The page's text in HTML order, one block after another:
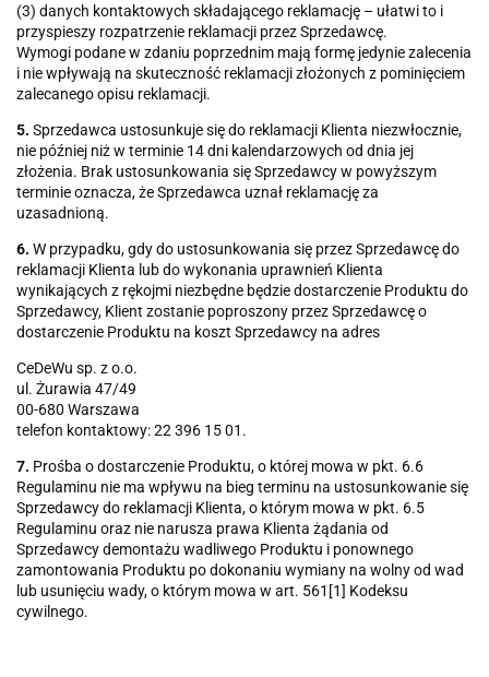
(3) danych kontaktowych składającego reklamację – ułatwi to i
przyspieszy rozpatrzenie reklamacji przez Sprzedawcę.
Wymogi podane w zdaniu poprzednim mają formę jedynie zalecenia
i nie wpływają na skuteczność reklamacji złożonych z pominięciem
zalecanego opisu reklamacji.
5. Sprzedawca ustosunkuje się do reklamacji Klienta niezwłocznie,
nie później niż w terminie 14 dni kalendarzowych od dnia jej
złożenia. Brak ustosunkowania się Sprzedawcy w powyższym
terminie oznacza, że Sprzedawca uznał reklamację za
uzasadnioną.
6. W przypadku, gdy do ustosunkowania się przez Sprzedawcę do
reklamacji Klienta lub do wykonania uprawnień Klienta
wynikających z rękojmi niezbędne będzie dostarczenie Produktu do
Sprzedawcy, Klient zostanie poproszony przez Sprzedawcę o
dostarczenie Produktu na koszt Sprzedawcy na adres
CeDeWu sp. z o.o.
ul. Żurawia 47/49
00-680 Warszawa
telefon kontaktowy: 22 396 15 01.
7. Prośba o dostarczenie Produktu, o której mowa w pkt. 6.6
Regulaminu nie ma wpływu na bieg terminu na ustosunkowanie się
Sprzedawcy do reklamacji Klienta, o którym mowa w pkt. 6.5
Regulaminu oraz nie narusza prawa Klienta żądania od
Sprzedawcy demontażu wadliwego Produktu i ponownego
zamontowania Produktu po dokonaniu wymiany na wolny od wad
lub usunięciu wady, o którym mowa w art. 561[1] Kodeksu
cywilnego.